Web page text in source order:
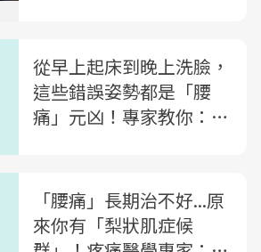
從早上起床到晚上洗臉，
這些錯誤姿勢都是「腰
痛」元凶！專家教你：
「腰痛」長期治不好...原
來你有「梨狀肌症候